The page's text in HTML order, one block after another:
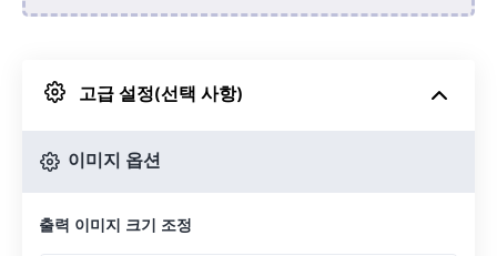
Google 드라이브에서
고급 설정(선택 사항)
이미지 옵션
출력 이미지 크기 조정